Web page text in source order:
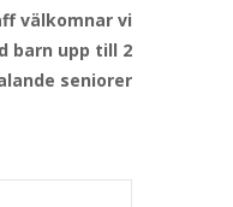
välkomnar vi
barn upp till 2
seniorer.